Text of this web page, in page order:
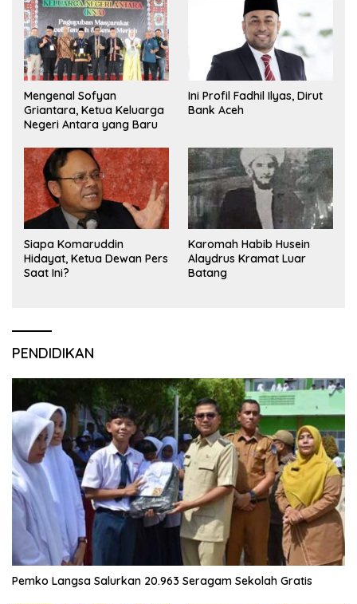
Mengenal Sofyan
Griantara, Ketua Keluarga
Negeri Antara yang Baru
Ini Profil Fadhil Ilyas, Dirut
Bank Aceh
Siapa Komaruddin
Hidayat, Ketua Dewan Pers
Saat Ini?
Karomah Habib Husein
Alaydrus Kramat Luar
Batang
PENDIDIKAN
Pemko Langsa Salurkan 20.963 Seragam Sekolah Gratis